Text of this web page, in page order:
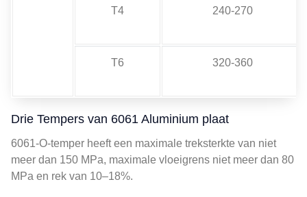
T4 240-270
T6 320-360
Drie Tempers van 6061 Aluminium plaat
6061-O-temper heeft een maximale treksterkte van niet
meer dan 150 MPa, maximale vloeigrens niet meer dan 80
MPa en rek van 10–18%.